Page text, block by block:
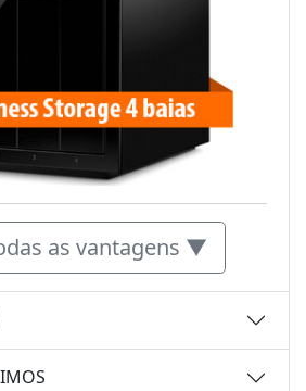
as vantagens ▼